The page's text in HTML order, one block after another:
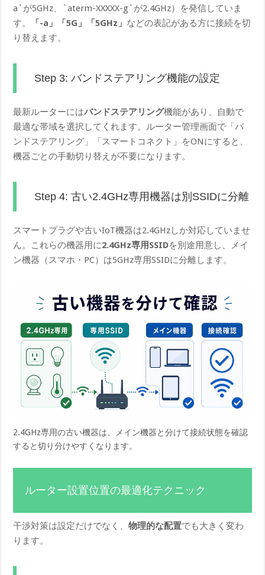
a`が5GHz、`aterm-XXXXX-g`が2.4GHz）を発信していま
す。
「-a」「5G」「5GHz」 などの表記がある方に接続を切
り替えます。
Step 3: バンドステアリング機能の設定
最新ルーターにはバンドステアリング機能があり、自動で
最適な帯域を選択してくれます。ルーター管理画面で「バ
ンドステアリング」「スマートコネクト」をONにすると、
機器ごとの手動切り替えが不要になります。
Step 4: 古い2.4GHz専用機器は別SSIDに分離
スマートプラグや古いIoT機器は2.4GHzしか対応していませ
ん。これらの機器用に2.4GHz専用SSIDを別途用意し、メイ
ン機器（スマホ・PC）は5GHz専用SSIDに分離します。
2.4GHz専用の古い機器は、メイン機器と分けて接続状態を確認
すると切り分けやすくなります。
ルーター設置位置の最適化テクニック
干渉対策は設定だけでなく、物理的な配置でも大きく変わ
ります。